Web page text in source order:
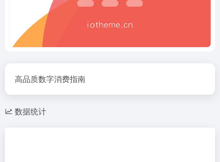
高品质数字消费指南
数据统计